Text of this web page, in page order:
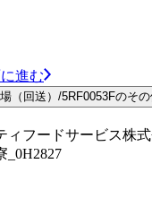
進む
（回送）/5RF0053Fのそ
ィフードサービス株
_0H2827